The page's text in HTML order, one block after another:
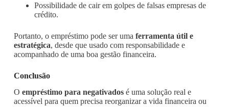
Possibilidade de cair em golpes de falsas empresas de
crédito.
Portanto, o empréstimo pode ser uma ferramenta útil e
estratégica, desde que usado com responsabilidade e
acompanhado de uma boa gestão financeira.
Conclusão
O empréstimo para negativadosé uma solução real e
acessível para quem precisa reorganizar a vida financeira ou